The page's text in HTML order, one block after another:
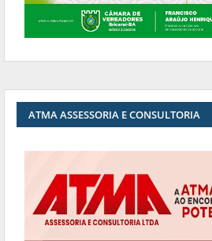
ATMA ASSESSORIA E CONSULTORIA